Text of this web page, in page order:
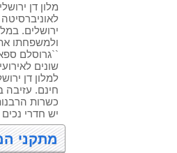
מלון דן
ולמשפחתו את
``גרוסלם
למלון דן
כשרות
יש חדרי
מתקני